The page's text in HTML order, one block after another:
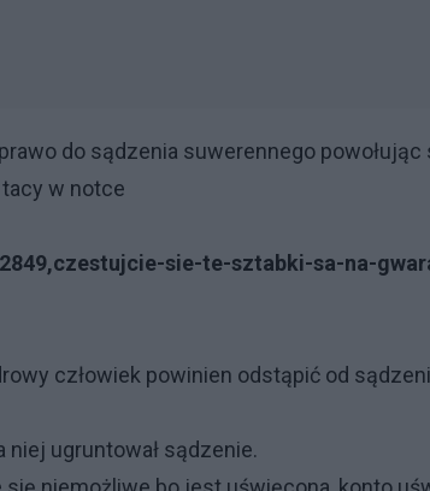
do sądzenia suwerennego powołując
w notce
sie-te-sztabki-sa-na-
człowiek powinien odstąpić od
niej ugruntował sądzenie.